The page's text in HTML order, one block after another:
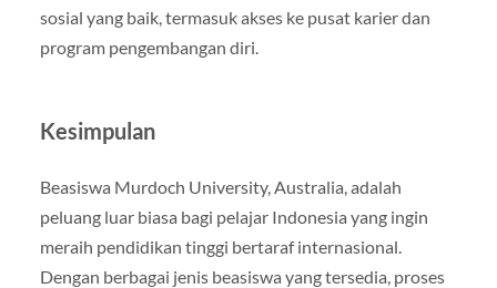
sosial yang baik, termasuk akses ke pusat karier dan
program pengembangan diri.
Kesimpulan
Beasiswa Murdoch University, Australia, adalah
peluang luar biasa bagi pelajar Indonesia yang ingin
meraih pendidikan tinggi bertaraf internasional.
Dengan berbagai jenis beasiswa yang tersedia, proses